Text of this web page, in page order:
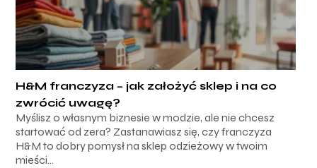
H&M franczyza – jak założyć sklep i na co
zwrócić uwagę?
Myślisz o własnym biznesie w modzie, ale nie chcesz
startować od zera? Zastanawiasz się, czy franczyza
H&M to dobry pomysł na sklep odzieżowy w twoim
mieści...